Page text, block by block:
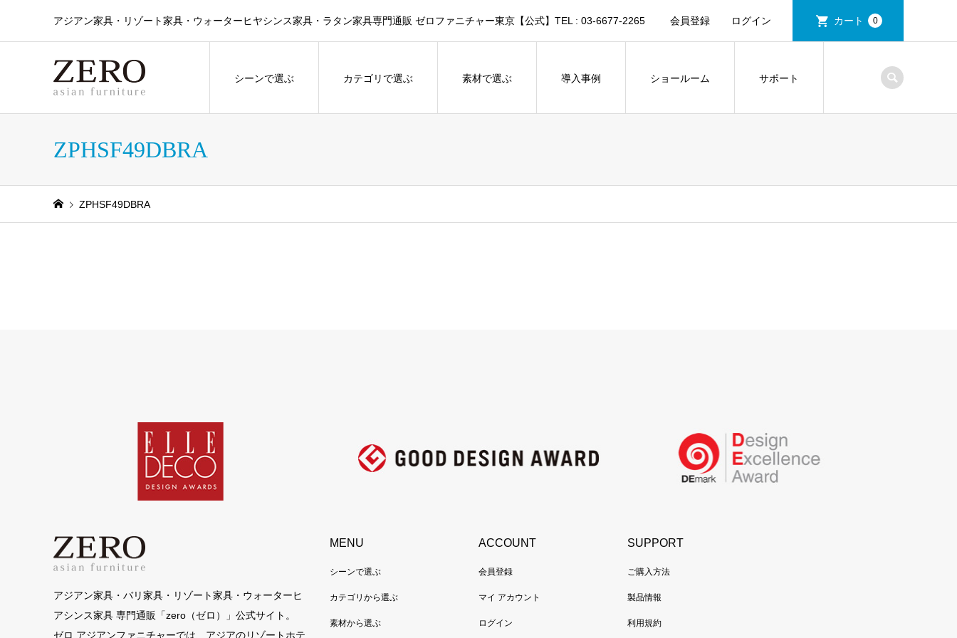
アジアン家具・リゾート家具・ウォーターヒヤシンス家具・ラタン家具専門通販 ゼロファニチャー東京【公式】TEL : 03-6677-2265 会員登録 ログイン カート 0
シーンで選ぶ カテゴリで選ぶ 素材で選ぶ 導入事例 ショールーム サポート
ZPHSF49DBRA
ZPHSF49DBRA
アジアン家具・バリ家具・リゾート家具・ウォーターヒ
アシンス家具 専門通販「zero（ゼロ）」公式サイト。
ゼロ アジアンファニチャーでは、アジアのリゾートホテ
MENU
シーンで選ぶ
カテゴリから選ぶ
素材から選ぶ
ACCOUNT
会員登録
マイ アカウント
ログイン
SUPPORT
ご購入方法
製品情報
利用規約